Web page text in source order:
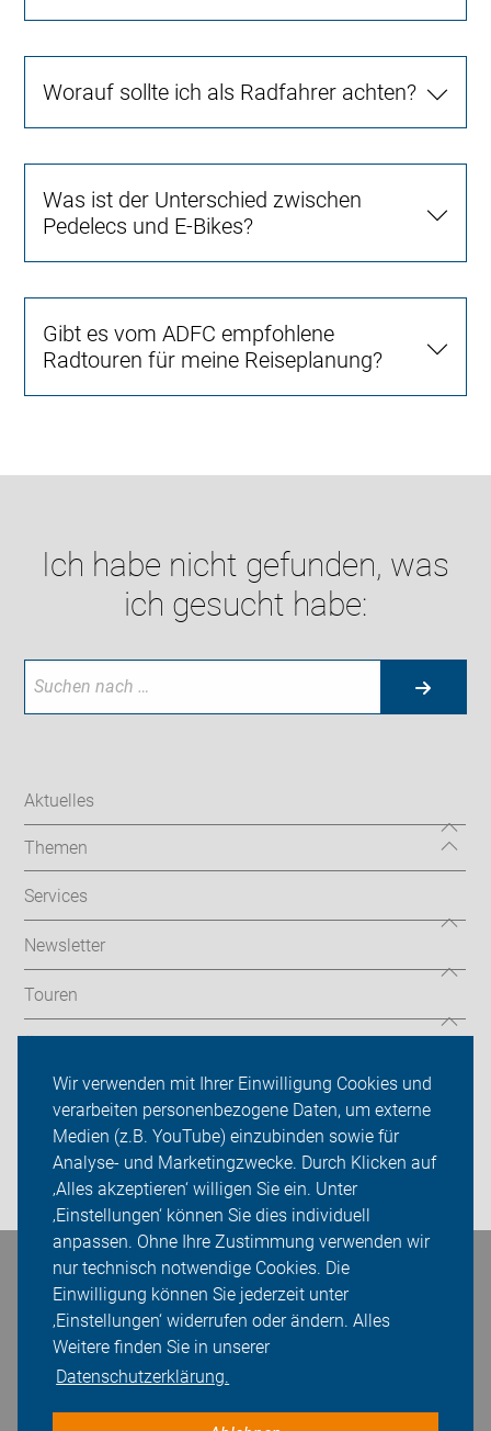
Wir verwenden mit Ihrer Einwilligung Cookies und
verarbeiten personenbezogene Daten, um externe
Medien (z.B. YouTube) einzubinden sowie für
Analyse- und Marketingzwecke. Durch Klicken auf
‚Alles akzeptieren‘ willigen Sie ein. Unter
‚Einstellungen‘ können Sie dies individuell
anpassen. Ohne Ihre Zustimmung verwenden wir
nur technisch notwendige Cookies. Die
Einwilligung können Sie jederzeit unter
‚Einstellungen‘ widerrufen oder ändern. Alles
Weitere finden Sie in unserer
Datenschutzerklärung.
Worauf sollte ich als Radfahrer achten?
Was ist der Unterschied zwischen
Pedelecs und E-Bikes?
Gibt es vom ADFC empfohlene
Radtouren für meine Reiseplanung?
Ich habe nicht gefunden, was
ich gesucht habe:
Aktuelles
Themen
Services
Newsletter
Touren
Sei dabei
Presse
Login
Bleiben Sie in Kontakt